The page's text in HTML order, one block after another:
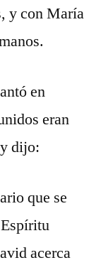
y con María
en
eran
dijo:
que se
acerca